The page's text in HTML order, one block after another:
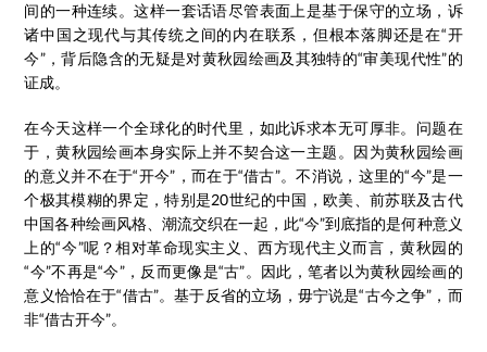
间的一种连续。这样一套话语尽管表面上是基于保守的立场，诉
诸中国之现代与其传统之间的内在联系，但根本落脚还是在“开
今”，背后隐含的无疑是对黄秋园绘画及其独特的“审美现代性”的
证成。
在今天这样一个全球化的时代里，如此诉求本无可厚非。问题在
于，黄秋园绘画本身实际上并不契合这一主题。因为黄秋园绘画
的意义并不在于“开今”，而在于“借古”。不消说，这里的“今”是一
个极其模糊的界定，特别是20世纪的中国，欧美、前苏联及古代
中国各种绘画风格、潮流交织在一起，此“今”到底指的是何种意义
上的“今”呢？相对革命现实主义、西方现代主义而言，黄秋园的
“今”不再是“今”，反而更像是“古”。因此，笔者以为黄秋园绘画的
意义恰恰在于“借古”。基于反省的立场，毋宁说是“古今之争”，而
非“借古开今”。